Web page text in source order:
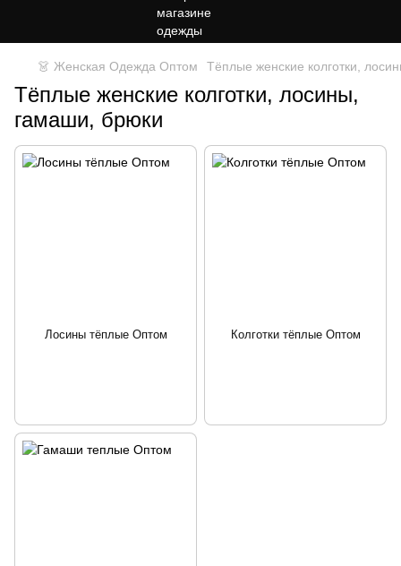
👗 Женская Одежда Оптом Тёплые женские колготки,
Тёплые женские колготки, лосины,
гамаши, брюки
Лосины тёплые Оптом Колготки тёплые Оптом